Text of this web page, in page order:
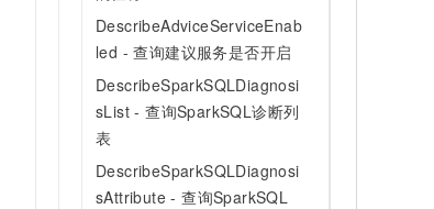
DescribeAdviceServiceEnab
led - 查询建议服务是否开启
DescribeSparkSQLDiagnosi
sList - 查询SparkSQL诊断列
表
DescribeSparkSQLDiagnosi
sAttribute - 查询SparkSQL